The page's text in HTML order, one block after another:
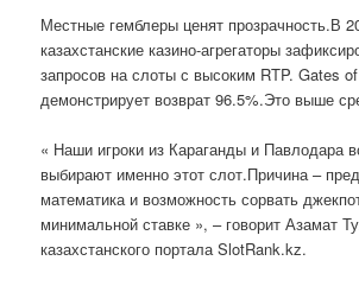
Местные гемблеры ценят прозрачность.В
казахстанские казино-агрегаторы
запросов на слоты с высоким RTP. Gates
демонстрирует возврат 96.5%.Это выше
« Наши игроки из Караганды и Павлодара
выбирают именно этот слот.Причина –
математика и возможность сорвать
минимальной ставке », – говорит Азамат
казахстанского портала SlotRank.kz.